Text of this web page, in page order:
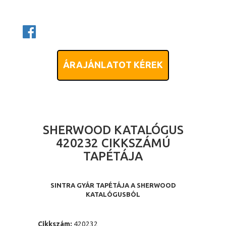
ÁRAJÁNLATOT KÉREK
SHERWOOD KATALÓGUS
420232 CIKKSZÁMÚ
TAPÉTÁJA
SINTRA GYÁR TAPÉTÁJA A SHERWOOD
KATALÓGUSBÓL
Cikkszám: 420232